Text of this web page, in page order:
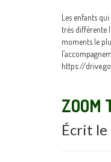
Les enfants
très différente
moments le
https://
ZOOM
Écrit le